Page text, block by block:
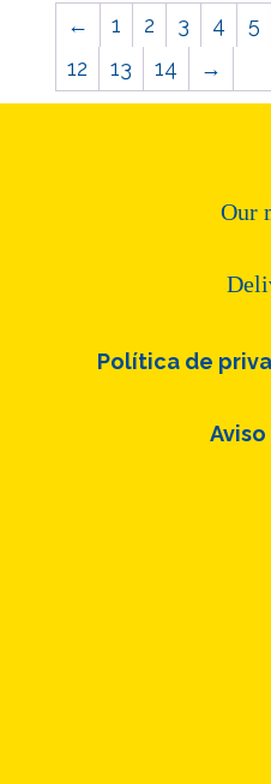
← 1 2 3 4 5
12
13 14 →
Our
Política de